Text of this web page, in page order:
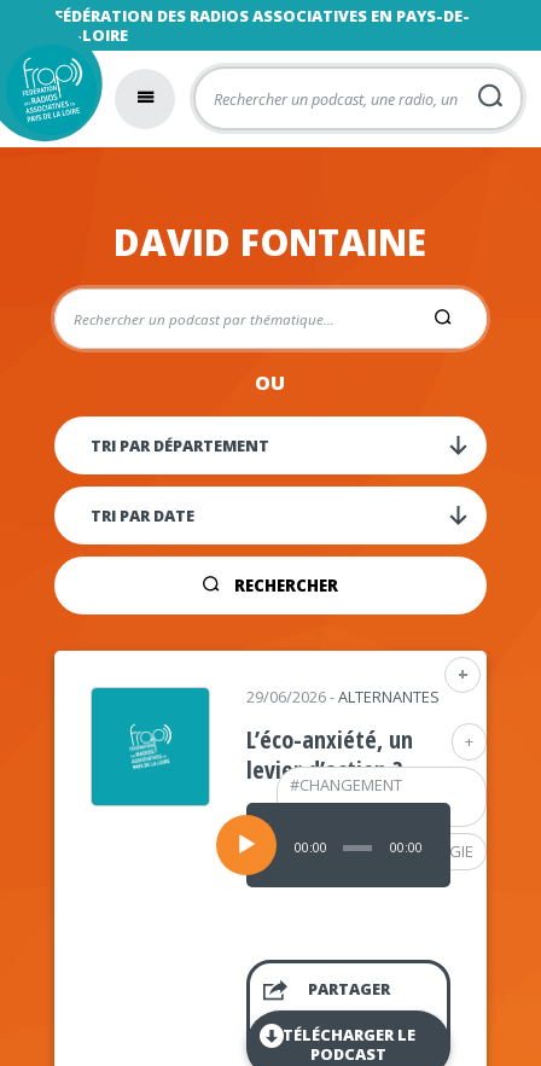
FÉDÉRATION DES RADIOS ASSOCIATIVES EN PAYS-DE-
LA-LOIRE
DAVID FONTAINE
OU
RECHERCHER
+
+
#CHANGEMENT
CLIMATIQUE
#PSYCHOLOGIE
29/06/2026-ALTERNANTES
L’éco-anxiété, un
levier d’action ?
Lecteur
audio
00:00 00:00
PARTAGER
TÉLÉCHARGER LE
PODCAST